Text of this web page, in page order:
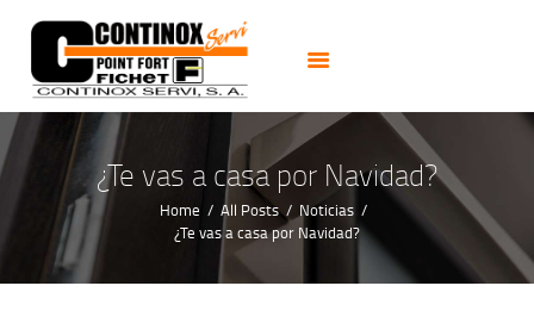
¿Te vas a casa por Navidad?
Home All Posts
Noticias
¿Te vas a casa por Navidad?
PUERTAS
CERRADURAS
CAJAS FUERTES
CERRAJEROS 24H
ALARMAS CCTV
NOTICIAS
CONTACTO